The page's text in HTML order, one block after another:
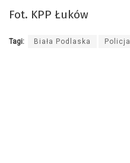
Fot. KPP Łuków
Tagi: Biała Podlaska Policja